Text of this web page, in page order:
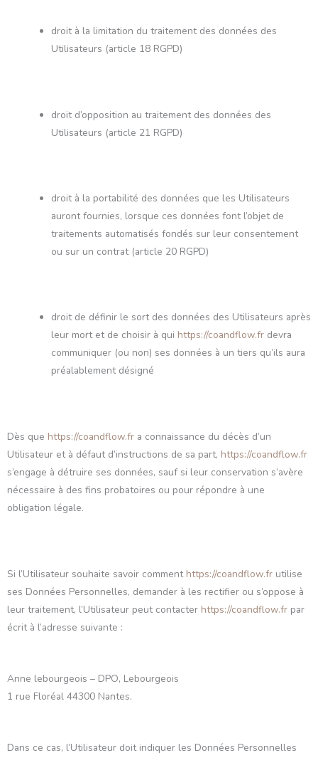
droit à la limitation du traitement des données des
Utilisateurs (article 18 RGPD)
droit d’opposition au traitement des données des
Utilisateurs (article 21 RGPD)
droit à la portabilité des données que les Utilisateurs
auront fournies, lorsque ces données font l’objet de
traitements automatisés fondés sur leur consentement
ou sur un contrat (article 20 RGPD)
droit de définir le sort des données des Utilisateurs après
leur mort et de choisir à qui https://coandflow.frdevra
communiquer (ou non) ses données à un tiers qu’ils aura
préalablement désigné
Dès que https://coandflow.fr a connaissance du décès d’un
Utilisateur et à défaut d’instructions de sa part, https://coandflow.fr
s’engage à détruire ses données, sauf si leur conservation s’avère
nécessaire à des fins probatoires ou pour répondre à une
obligation légale.
Si l’Utilisateur souhaite savoir comment https://coandflow.fr utilise
ses Données Personnelles, demander à les rectifier ou s’oppose à
leur traitement, l’Utilisateur peut contacter https://coandflow.fr par
écrit à l’adresse suivante :
Anne lebourgeois – DPO, Lebourgeois
1 rue Floréal 44300 Nantes.
Dans ce cas, l’Utilisateur doit indiquer les Données Personnelles